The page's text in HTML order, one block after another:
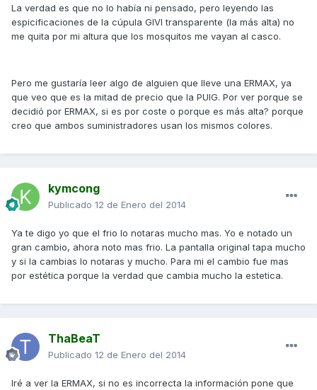
La verdad es que no lo había ni pensado, pero leyendo las
espicificaciones de la cúpula GIVI transparente (la más alta) no
me quita por mi altura que los mosquitos me vayan al casco.
Pero me gustaría leer algo de alguien que lleve una ERMAX, ya
que veo que es la mitad de precio que la PUIG. Por ver porque se
decidió por ERMAX, si es por coste o porque es más alta? porque
creo que ambos suministradores usan los mismos colores.
kymcong
Publicado 12 de Enero del 2014
Ya te digo yo que el frio lo notaras mucho mas. Yo e notado un
gran cambio, ahora noto mas frio. La pantalla original tapa mucho
y si la cambias lo notaras y mucho. Para mi el cambio fue mas
por estética porque la verdad que cambia mucho la estetica.
ThaBeaT
Publicado 12 de Enero del 2014
Iré a ver la ERMAX, si no es incorrecta la información pone que